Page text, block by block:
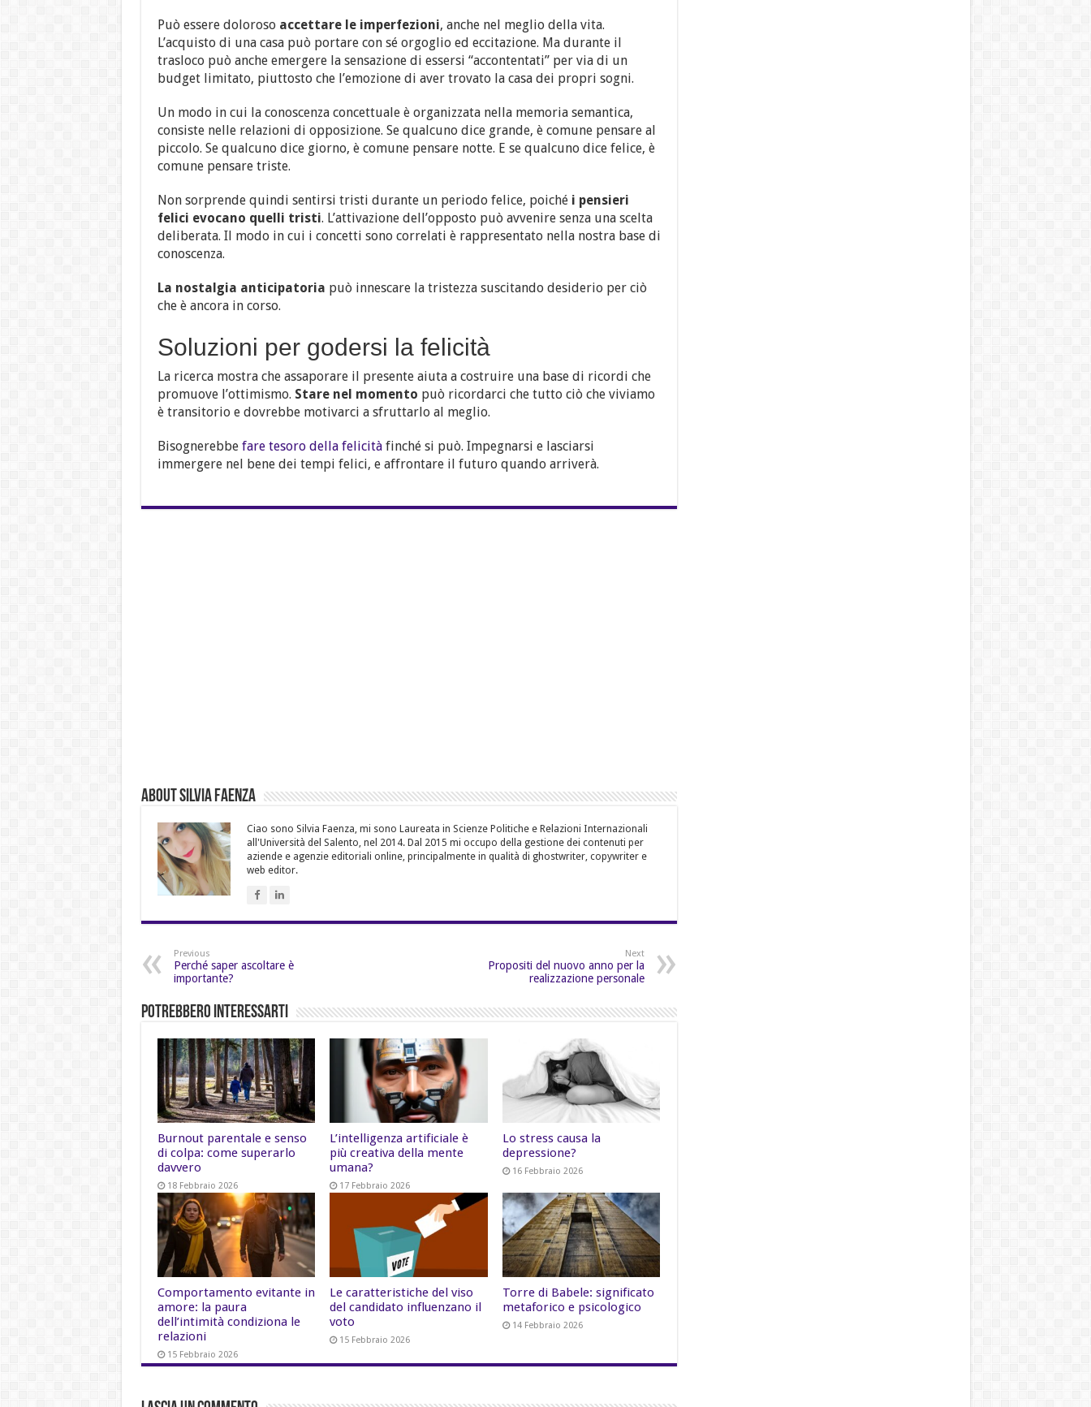
Può essere doloroso accettare le imperfezioni, anche nel meglio della vita.
L’acquisto di una casa può portare con sé orgoglio ed eccitazione. Ma durante il
trasloco può anche emergere la sensazione di essersi “accontentati” per via di un
budget limitato, piuttosto che l’emozione di aver trovato la casa dei propri sogni.
Un modo in cui la conoscenza concettuale è organizzata nella memoria semantica,
consiste nelle relazioni di opposizione. Se qualcuno dice grande, è comune pensare al
piccolo. Se qualcuno dice giorno, è comune pensare notte. E se qualcuno dice felice, è
comune pensare triste.
Non sorprende quindi sentirsi tristi durante un periodo felice, poiché i pensieri
felici evocano quelli tristi. L’attivazione dell’opposto può avvenire senza una scelta
deliberata. Il modo in cui i concetti sono correlati è rappresentato nella nostra base di
conoscenza.
La nostalgia anticipatoria può innescare la tristezza suscitando desiderio per ciò
che è ancora in corso.
Soluzioni per godersi la felicità
La ricerca mostra che assaporare il presente aiuta a costruire una base di ricordi che
promuove l’ottimismo. Stare nel momento può ricordarci che tutto ciò che viviamo
è transitorio e dovrebbe motivarci a sfruttarlo al meglio.
Bisognerebbe fare tesoro della felicitàfinché si può. Impegnarsi e lasciarsi
immergere nel bene dei tempi felici, e affrontare il futuro quando arriverà.
About Silvia Faenza
Ciao sono Silvia Faenza, mi sono Laureata in Scienze Politiche e Relazioni Internazionali
all'Università del Salento, nel 2014. Dal 2015 mi occupo della gestione dei contenuti per
aziende e agenzie editoriali online, principalmente in qualità di ghostwriter, copywriter e
web editor.
Previous
Perché saper ascoltare è
importante?
Next
Propositi del nuovo anno per la
realizzazione personale
Potrebbero Interessarti
Burnout parentale e senso
di colpa: come superarlo
davvero
18 Febbraio 2026
L’intelligenza artificiale è
più creativa della mente
umana?
17 Febbraio 2026
Lo stress causa la
depressione?
16 Febbraio 2026
Comportamento evitante in
amore: la paura
dell’intimità condiziona le
relazioni
15 Febbraio 2026
Le caratteristiche del viso
del candidato influenzano il
voto
15 Febbraio 2026
Torre di Babele: significato
metaforico e psicologico
14 Febbraio 2026